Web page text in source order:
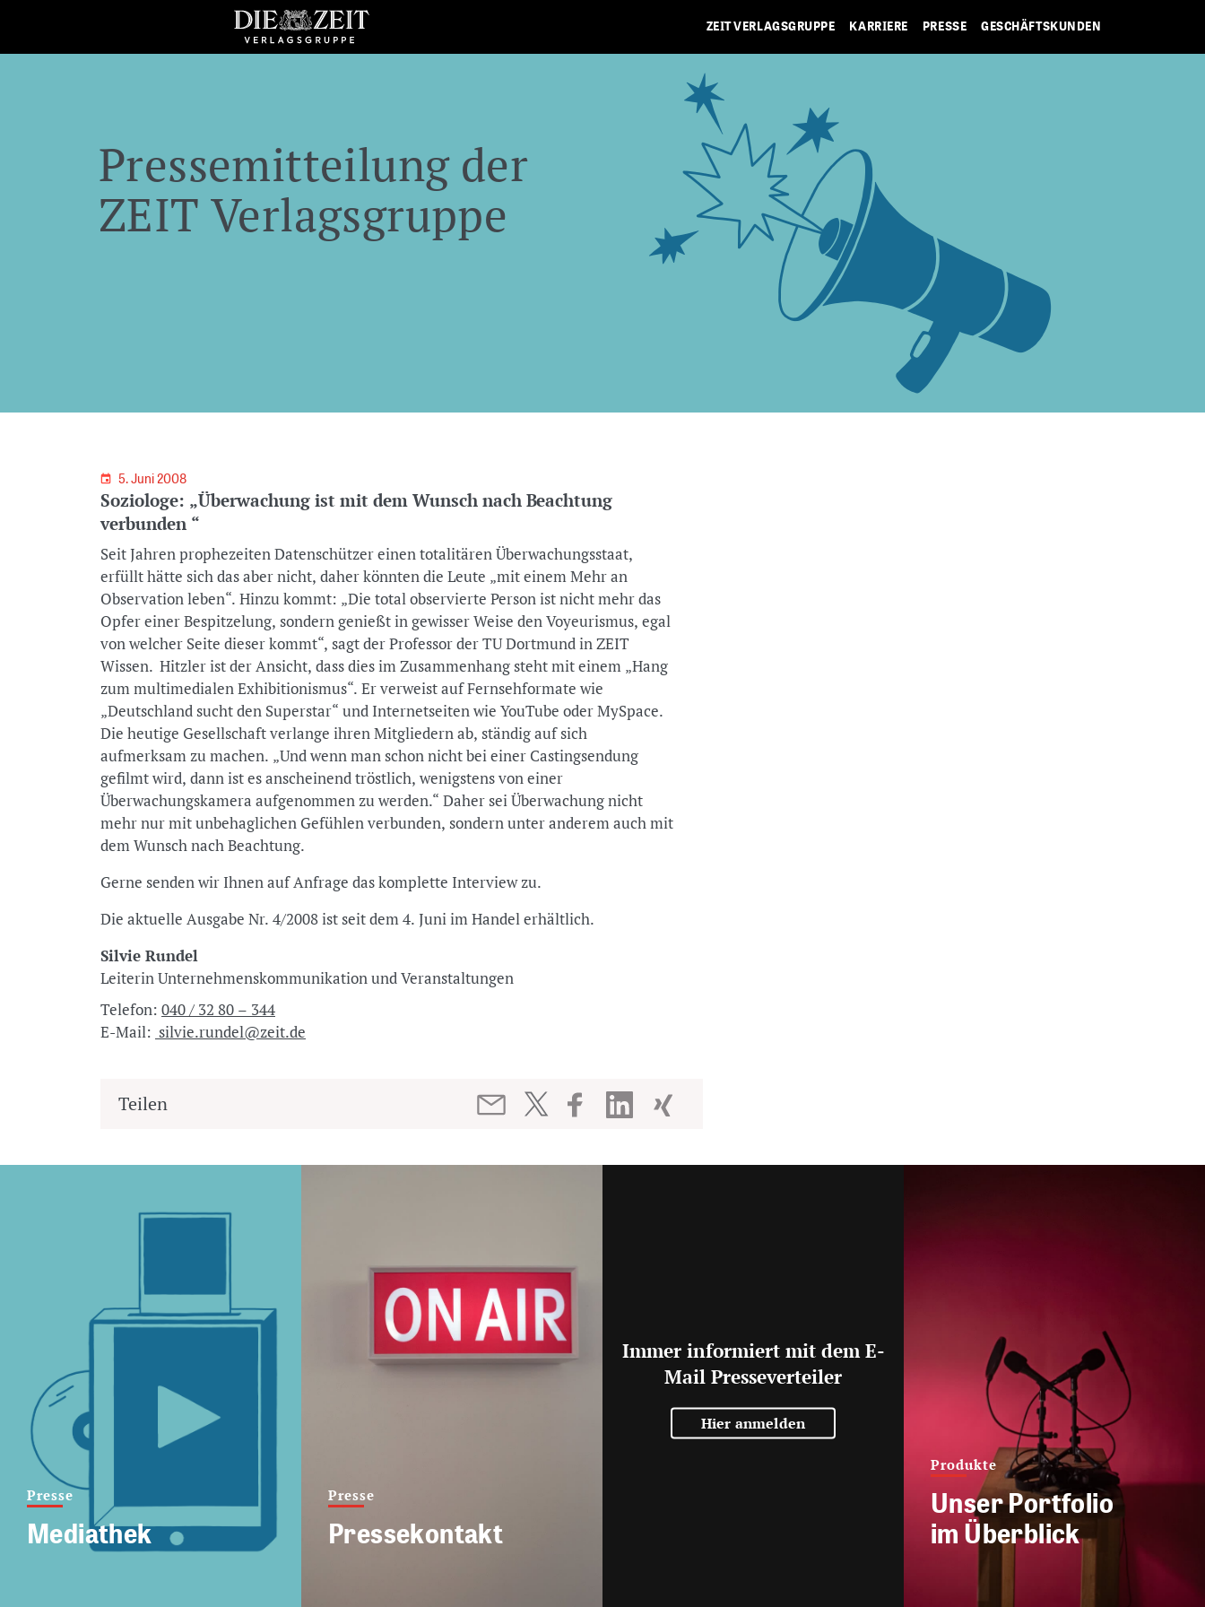
ZEIT VERLAGSGRUPPE KARRIERE PRESSE GESCHÄFTSKUNDEN
Pressemitteilung der
ZEIT Verlagsgruppe
5. Juni 2008
Soziologe: „Überwachung ist mit dem Wunsch nach Beachtung
verbunden “
Seit Jahren prophezeiten Datenschützer einen totalitären Überwachungsstaat,
erfüllt hätte sich das aber nicht, daher könnten die Leute „mit einem Mehr an
Observation leben“. Hinzu kommt: „Die total observierte Person ist nicht mehr das
Opfer einer Bespitzelung, sondern genießt in gewisser Weise den Voyeurismus, egal
von welcher Seite dieser kommt“, sagt der Professor der TU Dortmund in ZEIT
Wissen. Hitzler ist der Ansicht, dass dies im Zusammenhang steht mit einem „Hang
zum multimedialen Exhibitionismus“. Er verweist auf Fernsehformate wie
„Deutschland sucht den Superstar“ und Internetseiten wie YouTube oder MySpace.
Die heutige Gesellschaft verlange ihren Mitgliedern ab, ständig auf sich
aufmerksam zu machen. „Und wenn man schon nicht bei einer Castingsendung
gefilmt wird, dann ist es anscheinend tröstlich, wenigstens von einer
Überwachungskamera aufgenommen zu werden.“ Daher sei Überwachung nicht
mehr nur mit unbehaglichen Gefühlen verbunden, sondern unter anderem auch mit
dem Wunsch nach Beachtung.
Gerne senden wir Ihnen auf Anfrage das komplette Interview zu.
Die aktuelle Ausgabe Nr. 4/2008 ist seit dem 4. Juni im Handel erhältlich.
Silvie Rundel
Leiterin Unternehmenskommunikation und Veranstaltungen
Telefon: 040 / 32 80 – 344
E-Mail: silvie.rundel@zeit.de
Teilen
Presse
Mediathek
Presse
Pressekontakt
Immer informiert mit dem E-
Mail Presseverteiler
Hier anmelden
Produkte
Unser Portfolio
im Überblick